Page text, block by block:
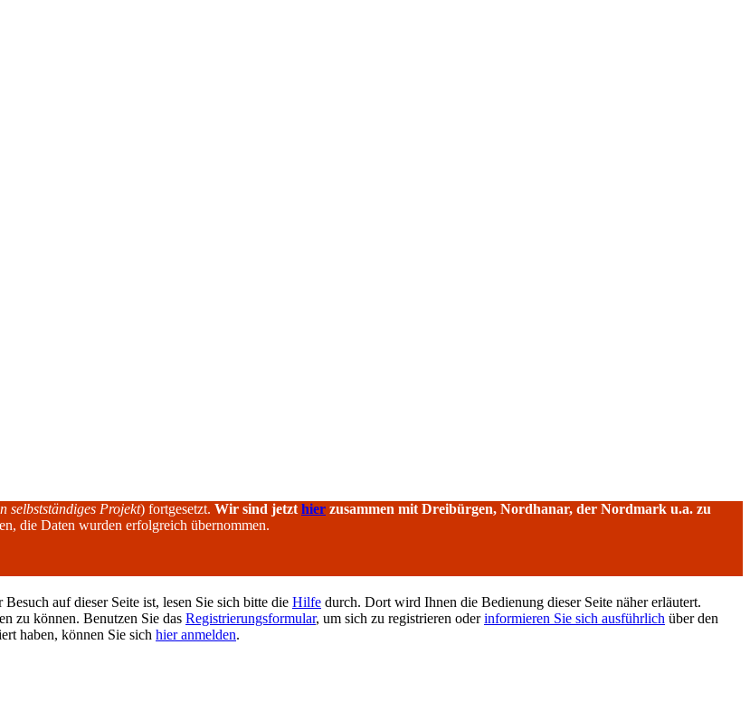
selbstständiges Projekt) fortgesetzt. Wir sind jetzt hier zusammen mit Dreibürgen, Nordhanar, der Nordmark u.a. zu
die Daten wurden erfolgreich übernommen.
auf dieser Seite ist, lesen Sie sich bitte die Hilfe durch. Dort wird Ihnen die Bedienung dieser Seite näher erläutert.
zu können. Benutzen Sie das Registrierungsformular, um sich zu registrieren oderinformieren Sie sich ausführlich über den
haben, können Sie sich hier anmelden.